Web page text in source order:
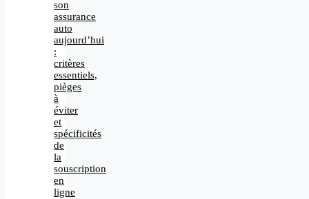
son
assurance
auto
aujourd’hui
:
critères
essentiels,
pièges
à
éviter
et
spécificités
de
la
souscription
en
ligne